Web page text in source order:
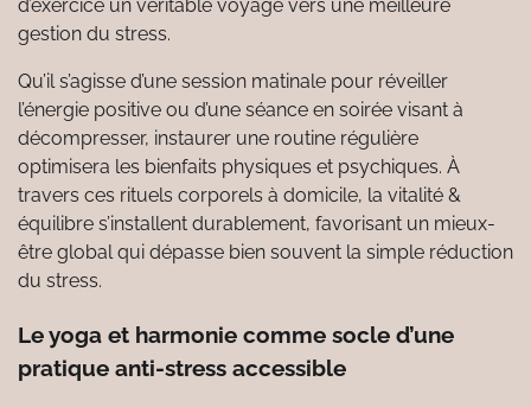
d’exercice un véritable voyage vers une meilleure
gestion du stress.
Qu’il s’agisse d’une session matinale pour réveiller
l’énergie positive ou d’une séance en soirée visant à
décompresser, instaurer une routine régulière
optimisera les bienfaits physiques et psychiques. À
travers ces rituels corporels à domicile, la vitalité &
équilibre s’installent durablement, favorisant un mieux-
être global qui dépasse bien souvent la simple réduction
du stress.
Le yoga et harmonie comme socle d’une
pratique anti-stress accessible